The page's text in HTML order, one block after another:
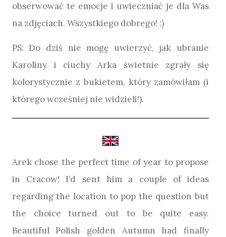
obserwować te emocje i uwieczniać je dla Was
na zdjęciach. Wszystkiego dobrego! :)
PS: Do dziś nie mogę uwierzyć, jak ubranie
Karoliny i ciuchy Arka świetnie zgrały się
kolorystycznie z bukietem, który zamówiłam (i
którego wcześniej nie widzieli!).
Arek chose the perfect time of year to propose
in Cracow! I’d sent him a couple of ideas
regarding the location to pop the question but
the choice turned out to be quite easy.
Beautiful Polish golden Autumn had finally